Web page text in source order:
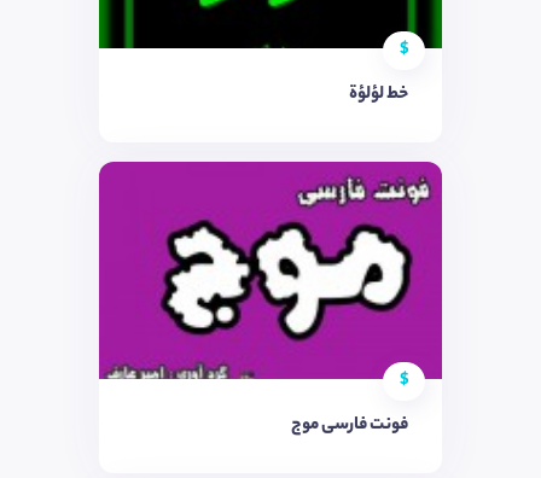
$
خط لؤلؤة
$
فونت فارسی موج